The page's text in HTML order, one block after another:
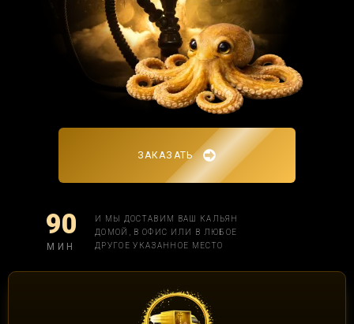
ЗАКАЗАТЬ
90
МИН
И МЫ ДОСТАВИМ ВАШ КАЛЬЯН
ДОМОЙ, В ОФИС ИЛИ В ЛЮБОЕ
ДРУГОЕ УКАЗАННОЕ МЕСТО